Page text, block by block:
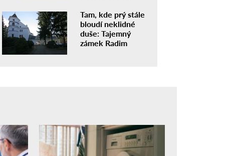
Tam, kde prý stále
bloudí neklidné
duše: Tajemný
zámek Radim